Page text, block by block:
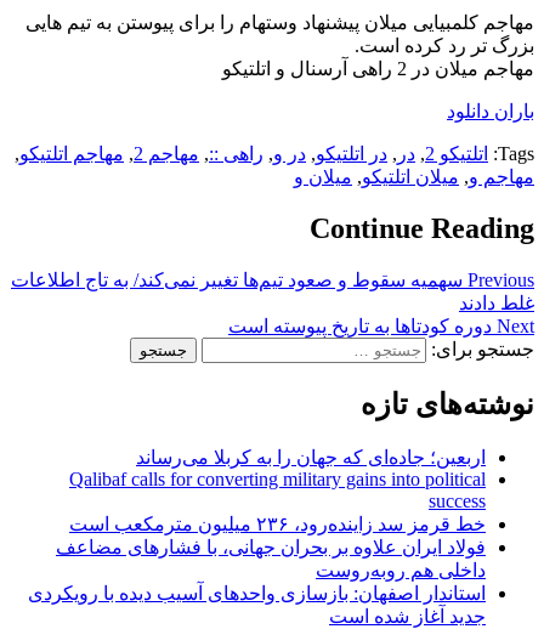
مهاجم کلمبیایی میلان پیشنهاد وستهام را برای پیوستن به تیم هایی
بزرگ تر رد کرده است.
مهاجم میلان در 2 راهی آرسنال و اتلتیکو
باران دانلود
Tags: اتلتیکو 2 , در , در اتلتیکو, در و, راهی ::, مهاجم 2 , مهاجم اتلتیکو,
مهاجم و, میلان اتلتیکو, میلان و
Continue Reading
Previous سهمیه سقوط و صعود تیم‌ها تغییر نمی‌کند/ به تاج اطلاعات
غلط دادند
Next دوره كودتاها به تاریخ پیوسته است
جستجو برای:
نوشته‌های تازه
اربعین؛ جاده‌ای که جهان را به کربلا می‌رساند
Qalibaf calls for converting military gains into political
success
خط قرمز سد زاینده‌رود، ۲۳۶ میلیون مترمکعب است
فولاد ایران علاوه بر بحران جهانی، با فشارهای مضاعف
داخلی هم روبه‌روست
استاندار اصفهان: بازسازی واحدهای آسیب دیده با رویکردی
جدید آغاز شده است